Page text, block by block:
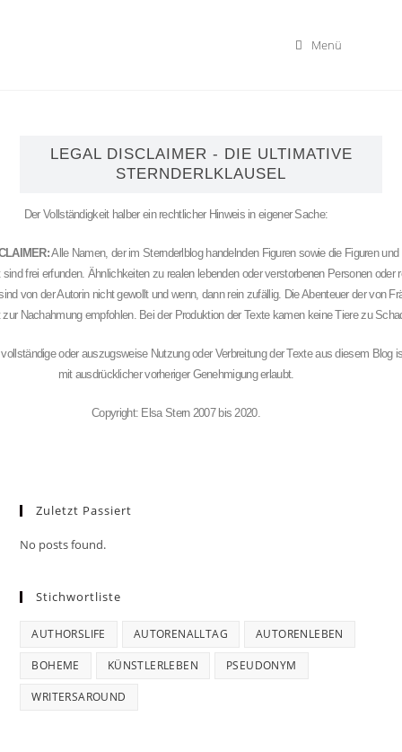
Menü
LEGAL DISCLAIMER - DIE ULTIMATIVE
STERNDERLKLAUSEL
Der Vollständigkeit halber ein rechtlicher Hinweis in eigener Sache:
Alle Namen, der im Sternderlblog handelnden Figuren sowie die Figuren und
frei erfunden. Ähnlichkeiten zu realen lebenden oder verstorbenen Personen oder
von der Autorin nicht gewollt und wenn, dann rein zufällig. Die Abenteuer der von
Nachahmung empfohlen. Bei der Produktion der Texte kamen keine Tiere zu
oder auszugsweise Nutzung oder Verbreitung der Texte aus diesem Blog
mit ausdrücklicher vorheriger Genehmigung erlaubt.
Copyright: Elsa Stern 2007 bis 2020.
Zuletzt Passiert
No posts found.
Stichwortliste
AUTHORSLIFE AUTORENALLTAG AUTORENLEBEN
BOHEME KÜNSTLERLEBEN PSEUDONYM
WRITERSAROUND